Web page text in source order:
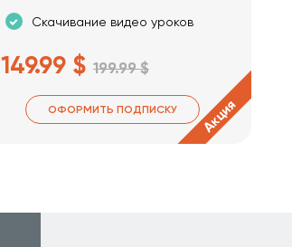
Скачивание видео уроков
149.99 $ 199.99 $
ОФОРМИТЬ ПОДПИСКУ Акция